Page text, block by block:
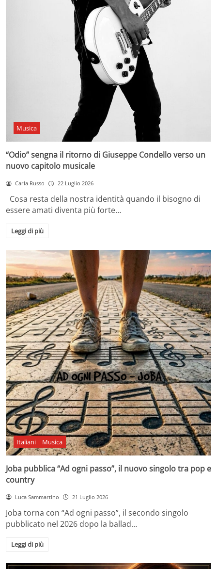
Musica
“Odio” sengna il ritorno di Giuseppe Condello verso un
nuovo capitolo musicale
Carla Russo 22 Luglio 2026
Cosa resta della nostra identità quando il bisogno di
essere amati diventa più forte…
Leggi di più
Italiani Musica
Joba pubblica “Ad ogni passo”, il nuovo singolo tra pop e
country
Luca Sammartino 21 Luglio 2026
Joba torna con “Ad ogni passo”, il secondo singolo
pubblicato nel 2026 dopo la ballad…
Leggi di più